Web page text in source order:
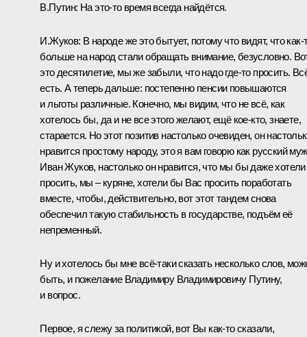
В.Путин: На это‑то время всегда найдётся.
И.Жуков: В народе же это бытует, потому что видят, что
больше на народ стали обращать внимание, безусловно.
это десятилетие, мы же забыли, что надо где‑то просить.
есть. А теперь дальше: постепенно пенсии повышаются
и льготы различные. Конечно, мы видим, что не всё, как
хотелось бы, да и не все этого желают, ещё кое‑кто, знаете,
старается. Но этот позитив настолько очевиден, он
нравится простому народу, это я вам говорю как русский
Иван Жуков, настолько он нравится, что мы бы даже хотели
просить, мы – куряне, хотели бы Вас просить поработать
вместе, чтобы, действительно, вот этот тандем снова
обеспечил такую стабильность в государстве, подъём её
непременный.
Ну и хотелось бы мне всё‑таки сказать несколько слов,
быть, и пожелание Владимиру Владимировичу Путину,
и вопрос.
Первое, я слежу за политикой, вот Вы как‑то сказали,